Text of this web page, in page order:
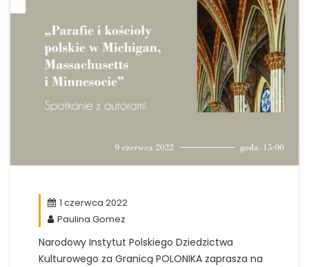
1 czerwca 2022
Paulina Gomez
Narodowy Instytut Polskiego Dziedzictwa
Kulturowego za Granicą POLONIKA zaprasza na